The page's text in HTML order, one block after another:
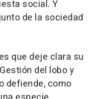
social. Y
de la sociedad
que deje clara su
del lobo y
defiende, como